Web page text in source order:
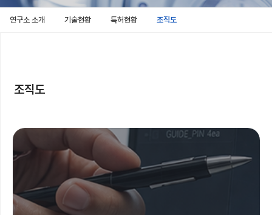
연구소 소개 기술현황 특허현황 조직도
조직도